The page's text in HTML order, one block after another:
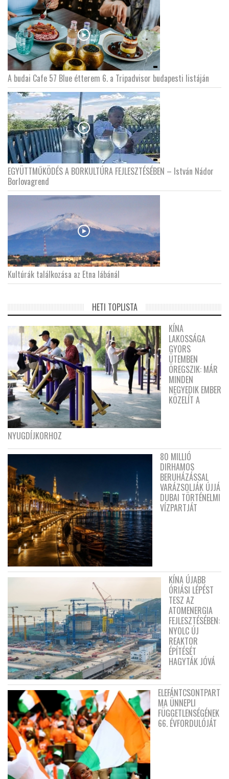
A budai Cafe 57 Blue étterem 6. a Tripadvisor budapesti listáján
EGYÜTTMŰKÖDÉS A BORKULTÚRA FEJLESZTÉSÉBEN – István Nádor
Borlovagrend
Kultúrák találkozása az Etna lábánál
HETI TOPLISTA
KÍNA
LAKOSSÁGA
GYORS
ÜTEMBEN
ÖREGSZIK: MÁR
MINDEN
NEGYEDIK EMBER
KÖZELÍT A
NYUGDÍJKORHOZ
80 MILLIÓ
DIRHAMOS
BERUHÁZÁSSAL
VARÁZSOLJÁK ÚJJÁ
DUBAI TÖRTÉNELMI
VÍZPARTJÁT
KÍNA ÚJABB
ÓRIÁSI LÉPÉST
TESZ AZ
ATOMENERGIA
FEJLESZTÉSÉBEN:
NYOLC ÚJ
REAKTOR
ÉPÍTÉSÉT
HAGYTÁK JÓVÁ
ELEFÁNTCSONTPART
MA ÜNNEPLI
FÜGGETLENSÉGÉNEK
66. ÉVFORDULÓJÁT